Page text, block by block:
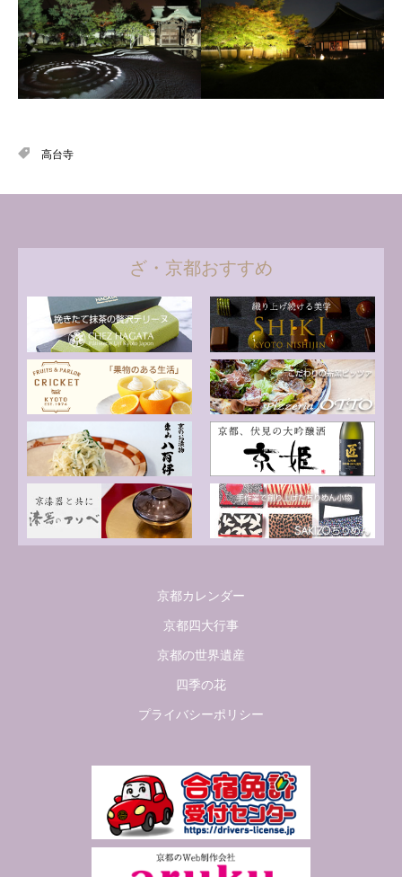
高台寺
ざ・京都おすすめ
京都カレンダー
京都四大行事
京都の世界遺産
四季の花
プライバシーポリシー